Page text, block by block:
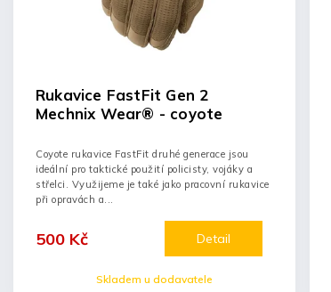
Rukavice FastFit Gen 2
Mechnix Wear® - coyote
Skladem u dodavatele
500 Kč Detail
Coyote rukavice FastFit druhé generace jsou
ideální pro taktické použití policisty, vojáky a
střelci. Využijeme je také jako pracovní rukavice
při opravách a...